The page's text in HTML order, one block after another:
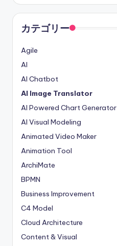
カテゴリー
Agile
AI
AI Chatbot
AI Image Translator
AI Powered Chart Generator
AI Visual Modeling
Animated Video Maker
Animation Tool
ArchiMate
BPMN
Business Improvement
C4 Model
Cloud Architecture
Content & Visual